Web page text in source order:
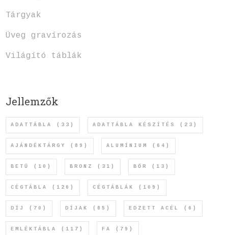
Tárgyak
Üveg gravírozás
Világító táblák
Jellemzők
ADATTÁBLA (33) ADATTÁBLA KÉSZÍTÉS (23)
AJÁNDÉKTÁRGY (89) ALUMÍNIUM (64)
BETŰ (10) BRONZ (31) BŐR (13)
CÉGTÁBLA (126) CÉGTÁBLÁK (109)
DÍJ (70) DÍJAK (85) EDZETT ACÉL (6)
EMLÉKTÁBLA (117) FA (79)